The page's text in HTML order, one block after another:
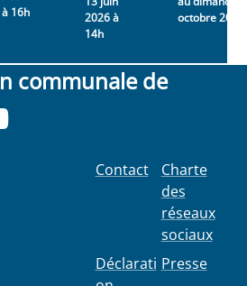
16h
2026 à
14h
octobre 2026
communale de
Contact
Déclarati
Charte
des
réseaux
sociaux
Presse